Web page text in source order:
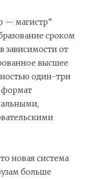
— магистр”
сроком
зависимости от
высшее
один-три
формат
новая система
больше